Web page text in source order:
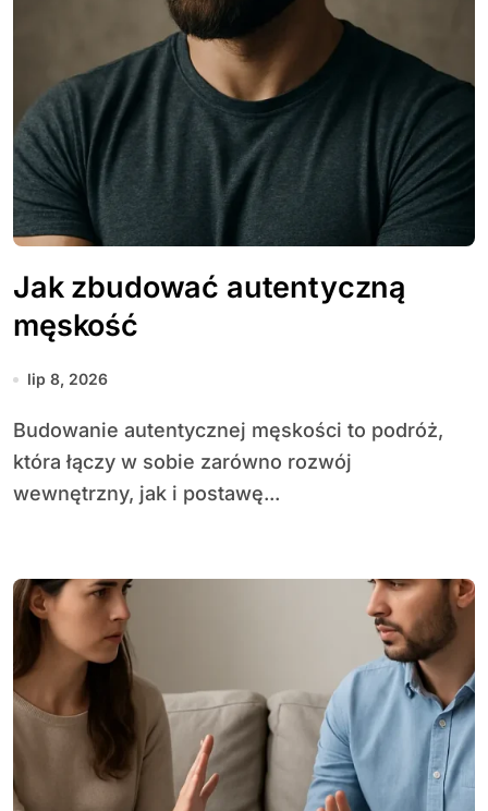
Jak zbudować autentyczną
męskość
lip 8, 2026
Budowanie autentycznej męskości to podróż,
która łączy w sobie zarówno rozwój
wewnętrzny, jak i postawę...